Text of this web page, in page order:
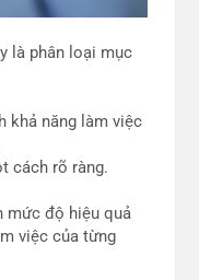
là phân loại mục
khả năng làm việc
cách rõ ràng.
mức độ hiệu quả
việc của từng